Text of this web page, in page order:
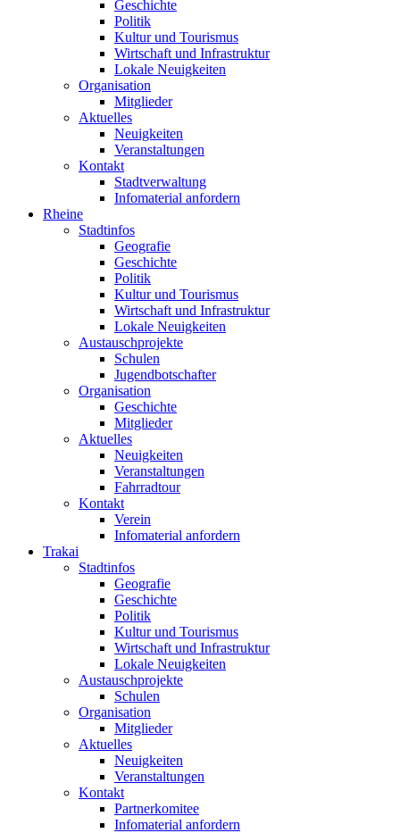
Geschichte
Politik
Kultur und Tourismus
Wirtschaft und Infrastruktur
Lokale Neuigkeiten
Organisation
Mitglieder
Aktuelles
Neuigkeiten
Veranstaltungen
Kontakt
Stadtverwaltung
Infomaterial anfordern
Rheine
Stadtinfos
Geografie
Geschichte
Politik
Kultur und Tourismus
Wirtschaft und Infrastruktur
Lokale Neuigkeiten
Austauschprojekte
Schulen
Jugendbotschafter
Organisation
Geschichte
Mitglieder
Aktuelles
Neuigkeiten
Veranstaltungen
Fahrradtour
Kontakt
Verein
Infomaterial anfordern
Trakai
Stadtinfos
Geografie
Geschichte
Politik
Kultur und Tourismus
Wirtschaft und Infrastruktur
Lokale Neuigkeiten
Austauschprojekte
Schulen
Organisation
Mitglieder
Aktuelles
Neuigkeiten
Veranstaltungen
Kontakt
Partnerkomitee
Infomaterial anfordern